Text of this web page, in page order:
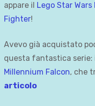
appare il Lego Star
Fighter!
Avevo già acquistato
questa fantastica serie:
Millennium Falcon, che
articolo